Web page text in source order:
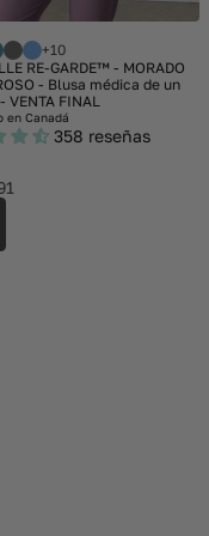
+10
RE-GARDE™ - MORADO
- Blusa médica de un
VENTA FINAL
en Canadá
358 reseñas